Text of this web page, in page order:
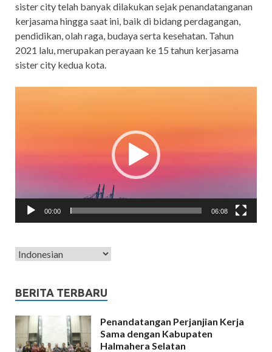
sister city telah banyak dilakukan sejak penandatanganan
kerjasama hingga saat ini, baik di bidang perdagangan,
pendidikan, olah raga, budaya serta kesehatan. Tahun
2021 lalu, merupakan perayaan ke 15 tahun kerjasama
sister city kedua kota.
00:00 06:08
BERITA TERBARU
Penandatangan Perjanjian Kerja
Sama dengan Kabupaten
Halmahera Selatan